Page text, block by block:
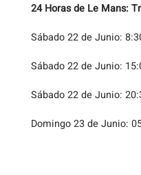
24 Horas de Le Mans:
Sábado 22 de Junio:
Sábado 22 de Junio:
Sábado 22 de Junio:
Domingo 23 de Junio: